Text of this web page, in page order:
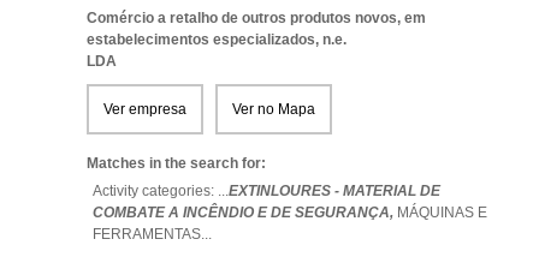
Comércio a retalho de outros produtos novos, em
estabelecimentos especializados, n.e.
LDA
Ver empresa Ver no Mapa
Matches in the search for:
Activity categories: ...EXTINLOURES - MATERIAL DE
COMBATE A INCÊNDIO E DE SEGURANÇA, MÁQUINAS E
FERRAMENTAS...